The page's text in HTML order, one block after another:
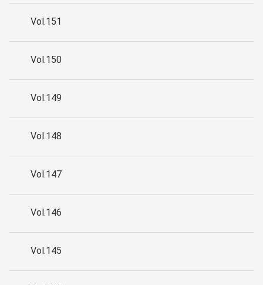
Vol.151
Vol.150
Vol.149
Vol.148
Vol.147
Vol.146
Vol.145